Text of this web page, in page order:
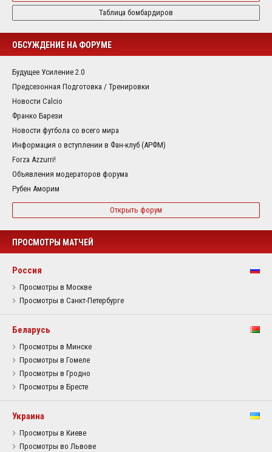
Таблица бомбардиров
ОБСУЖДЕНИЕ НА ФОРУМЕ
Будущее Усиление 2.0
Предсезонная Подготовка / Тренировки
Новости Calcio
Франко Барези
Новости футбола со всего мира
Информация о вступлении в Фан-клуб (АРФМ)
Forza Azzurri!
Объявления модераторов форума
Рубен Аморим
Открыть форум
ПРОСМОТРЫ МАТЧЕЙ
Россия
Просмотры в Москве
Просмотры в Санкт-Петербурге
Беларусь
Просмотры в Минске
Просмотры в Гомеле
Просмотры в Гродно
Просмотры в Бресте
Украина
Просмотры в Киеве
Просмотры во Львове